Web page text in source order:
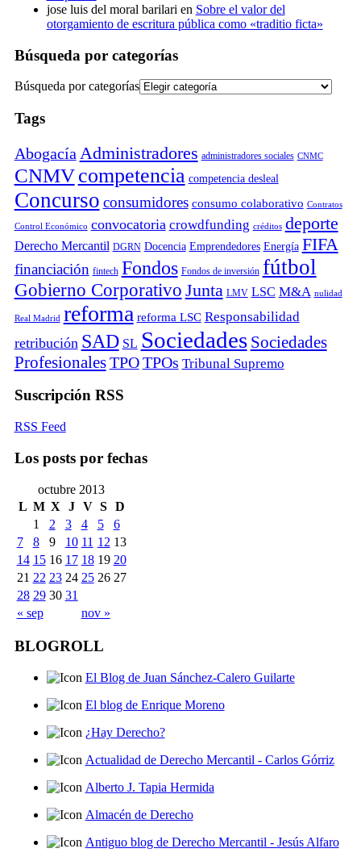
jose luis del moral barilari en Sobre el valor del
otorgamiento de escritura pública como «traditio ficta»
Búsqueda por categorías
Búsqueda por categorías
Tags
Abogacía Administradores administradores sociales CNMC
CNMV competencia competencia desleal
Concurso consumidores consumo colaborativo Contratos
Control Económico convocatoria crowdfunding créditos deporte
Derecho Mercantil DGRN Docencia Emprendedores Energía FIFA
financiación fintech Fondos Fondos de inversión fútbol
Gobierno Corporativo Junta LMV LSC M&A nulidad
Real Madrid reforma reforma LSC Responsabilidad
retribución SAD SL Sociedades Sociedades
Profesionales TPO TPOs Tribunal Supremo
Suscripción RSS
RSS Feed
Los posts por fechas
octubre 2013
L M X J V S D
« sep nov »
1 2 3 4 5
6
7
8 9 10 11 12 13
14 15 16 17 18 19 20
21 22 23 24 25 26 27
28 29 30 31
BLOGROLL
El Blog de Juan Sánchez-Calero Guilarte
El blog de Enrique Moreno
¿Hay Derecho?
Actualidad de Derecho Mercantil - Carlos Górriz
Alberto J. Tapia Hermida
Almacén de Derecho
Antiguo blog de Derecho Mercantil - Jesús Alfaro